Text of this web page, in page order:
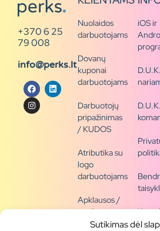
Sutikimas dėl
+370 6 25
79 008
info@perks.lt
Nuolaidos
darbuotojams
Dovanų
kuponai
darbuotojams
Darbuotojų
pripažinimas
/ KUDOS
Atributika su
logo
darbuotojams
Apklausos /
naujienų
siena
iOS ir